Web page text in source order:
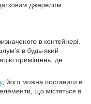
джерелом
в контейнері.
в будь-який
приміщень, де
, його можна поставити в
що містяться в